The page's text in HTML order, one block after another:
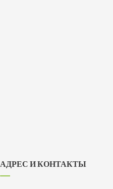
АДРЕС И КОНТАКТЫ